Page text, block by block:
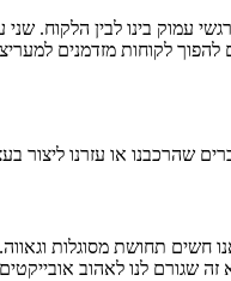
להפוך לקוחות מזדמנים
שהרכבנו או עזרנו
תחושת מסוגלות וגאווה.
לנו לאהוב אובייקטים